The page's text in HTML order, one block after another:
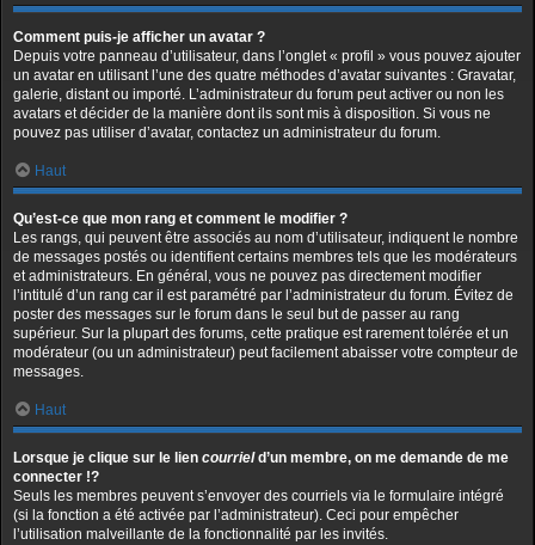
Comment puis-je afficher un avatar ?
Depuis votre panneau d’utilisateur, dans l’onglet « profil » vous pouvez ajouter
un avatar en utilisant l’une des quatre méthodes d’avatar suivantes : Gravatar,
galerie, distant ou importé. L’administrateur du forum peut activer ou non les
avatars et décider de la manière dont ils sont mis à disposition. Si vous ne
pouvez pas utiliser d’avatar, contactez un administrateur du forum.
Haut
Qu’est-ce que mon rang et comment le modifier ?
Les rangs, qui peuvent être associés au nom d’utilisateur, indiquent le nombre
de messages postés ou identifient certains membres tels que les modérateurs
et administrateurs. En général, vous ne pouvez pas directement modifier
l’intitulé d’un rang car il est paramétré par l’administrateur du forum. Évitez de
poster des messages sur le forum dans le seul but de passer au rang
supérieur. Sur la plupart des forums, cette pratique est rarement tolérée et un
modérateur (ou un administrateur) peut facilement abaisser votre compteur de
messages.
Haut
Lorsque je clique sur le lien courrield’un membre, on me demande de me
connecter !?
Seuls les membres peuvent s’envoyer des courriels via le formulaire intégré
(si la fonction a été activée par l’administrateur). Ceci pour empêcher
l’utilisation malveillante de la fonctionnalité par les invités.